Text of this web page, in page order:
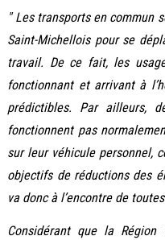
" Les transports en commun
Saint-Michellois pour se
travail. De ce fait, les
fonctionnant et arrivant à
prédictibles. Par ailleurs,
fonctionnent pas
sur leur véhicule personnel,
objectifs de réductions des
va donc à l’encontre de
Considérant que la